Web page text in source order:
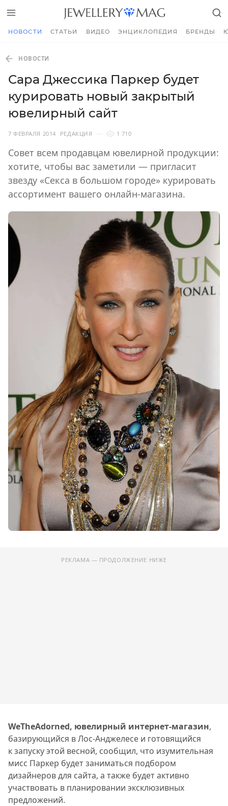
НОВОСТИ СТАТЬИ ВИДЕО ЭНЦИКЛОПЕДИЯ БРЕНДЫ
НОВОСТИ
Сара Джессика Паркер будет
курировать новый закрытый
ювелирный сайт
7 ФЕВРАЛЯ 2014 РЕДАКЦИЯ 1 710
Совет всем продавцам ювелирной продукции:
хотите, чтобы вас заметили — пригласит
звезду «Секса в большом городе» курировать
ассортимент вашего онлайн-магазина.
РЕКЛАМА — ПРОДОЛЖЕНИЕ НИЖЕ
WeTheAdorned, ювелирный интернет-магазин,
базирующийся в Лос-Анджелесе и готовящийся
к запуску этой весной, сообщил, что изумительная
мисс Паркер будет заниматься подбором
дизайнеров для сайта, а также будет активно
участвовать в планировании эксклюзивных
предложений.